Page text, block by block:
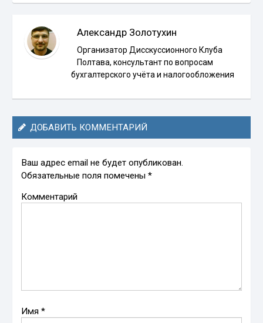
Александр Золотухин
Организатор Дисскуссионного Клуба
Полтава, консультант по вопросам
бухгалтерского учёта и налогообложения
ДОБАВИТЬ КОММЕНТАРИЙ
Ваш адрес email не будет опубликован.
Обязательные поля помечены*
Комментарий
Имя*